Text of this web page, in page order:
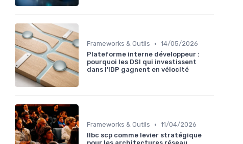
Frameworks & Outils • 14/05/2026
Plateforme interne développeur :
pourquoi les DSI qui investissent
dans l'IDP gagnent en vélocité
Frameworks & Outils • 11/04/2026
Ilbc scp comme levier stratégique